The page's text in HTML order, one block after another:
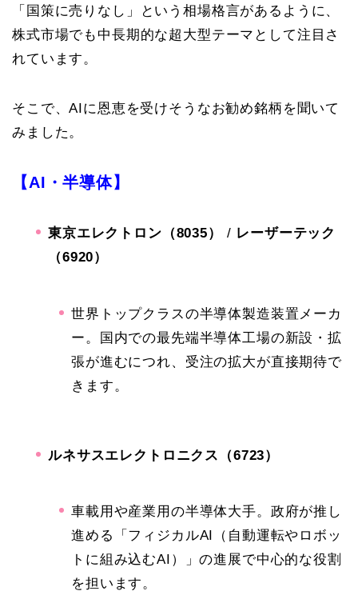
「国策に売りなし」という相場格言があるように、
株式市場でも中長期的な超大型テーマとして注目さ
れています。
そこで、AIに恩恵を受けそうなお勧め銘柄を聞いて
みました。
【AI・半導体】
東京エレクトロン（8035） / レーザーテック
（6920）
世界トップクラスの半導体製造装置メーカ
ー。国内での最先端半導体工場の新設・拡
張が進むにつれ、受注の拡大が直接期待で
きます。
ルネサスエレクトロニクス（6723）
車載用や産業用の半導体大手。政府が推し
進める「フィジカルAI（自動運転やロボッ
トに組み込むAI）」の進展で中心的な役割
を担います。